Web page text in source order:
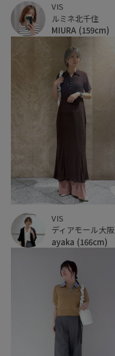
VIS
ルミネ北千住
MIURA (159cm)
VIS
ディアモール大阪
ayaka (166cm)